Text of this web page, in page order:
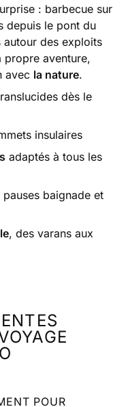
: barbecue sur
depuis le pont du
autour des exploits
propre aventure,
avec la nature.
dès le
insulaires
adaptés à tous les
baignade et
, des varans aux
POUR